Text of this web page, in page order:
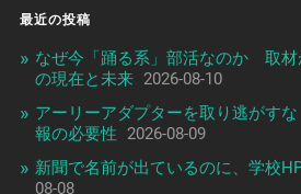
最近の投稿
なぜ今「踊る系」部活なのか 取材
の現在と未来 2026-08-10
アーリーアダプターを取り逃がす
報の必要性
2026-08-09
新聞で名前が出ているのに、学校
08-08